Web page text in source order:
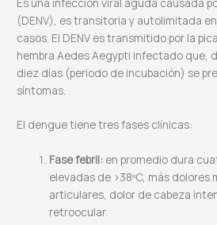
(DENV), es transitoria y autolimitada
casos. El DENV es transmitido por la
hembra Aedes Aegypti infectado que,
diez días (periodo de incubación) se
síntomas.
El dengue tiene tres fases clínicas:
Fase febril: en promedio dura
elevadas de >38ºC, más dolores
articulares, dolor de cabeza
retroocular.